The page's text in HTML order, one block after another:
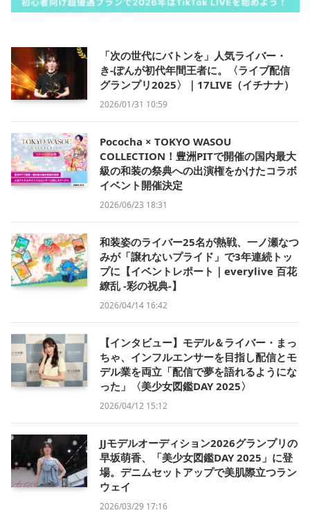
「次の世代にバトンを」人気ライバー・
き-ぽんが初代年間王者に。〈ライブ配信
グランプリ2025〉｜17LIVE（イチナナ）
2026/01/31 10:59
Pococha × TOKYO WASOU
COLLECTION！豊洲PITで開催の国内最大
級の和装の祭典への出演権をかけたコラボ
イベント開催決定
2026/06/23 18:31
和装姿のライバー25名が熱戦、一ノ瀬なつ
みが「譲れないプライド」で3年連続トッ
プに【イベントレポート｜everylive 百花
繚乱 -彩の祝典-】
2026/04/14 16:42
【インタビュー】モデル＆ライバー・まっ
ちゃ、インフルエンサーを目指し配信とモ
デル業を両立「配信で夢を語れるようにな
った」〈美少女図鑑DAY 2025〉
2026/04/12 15:12
JJモデルオーディション2026グランプリの
早坂萌香、「美少女図鑑DAY 2025」に登
場。デニムセットアップで美肌際立つラン
ウェイ
2026/03/29 17:16